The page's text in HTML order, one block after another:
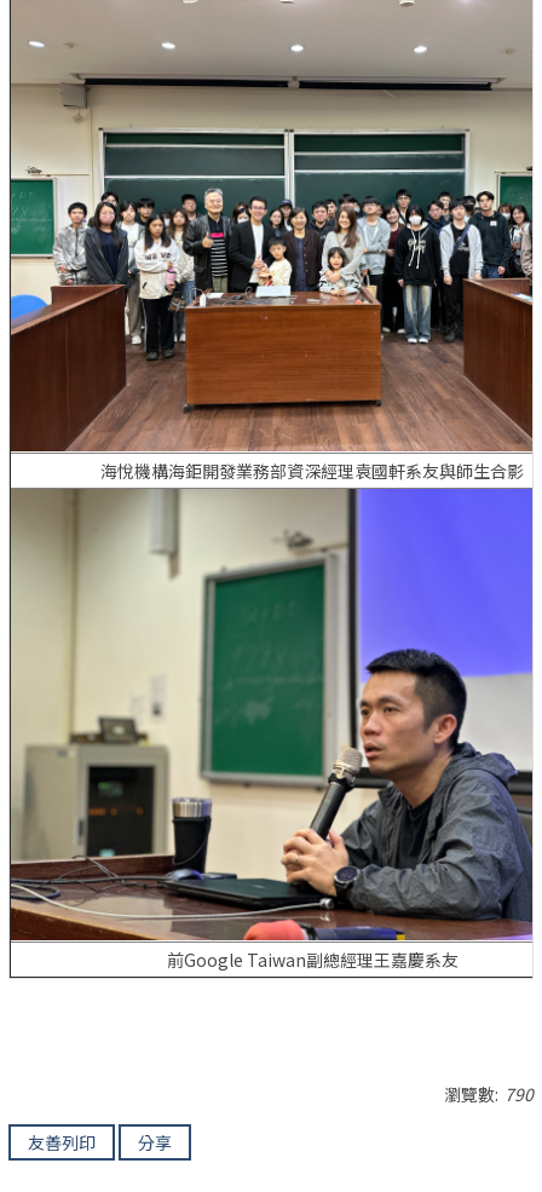
海悅機構海鉅開發業務部資深經理袁國軒系友與師生合影
前Google Taiwan副總經理王嘉慶系友
瀏覽數: 790
友善列印
分享